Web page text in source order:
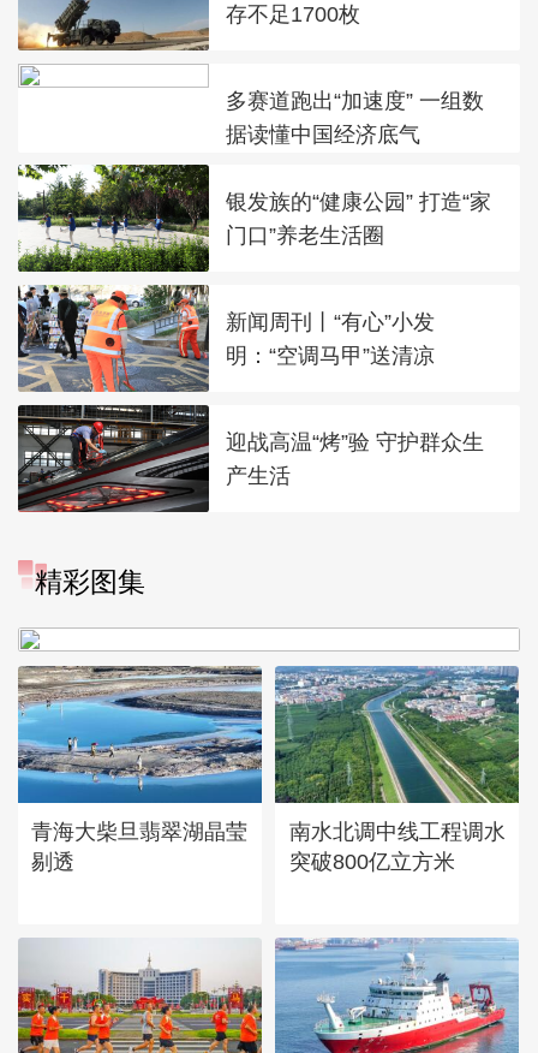
存不足1700枚
多赛道跑出“加速度” 一组数
据读懂中国经济底气
银发族的“健康公园” 打造“家
门口”养老生活圈
新闻周刊丨“有心”小发
明：“空调马甲”送清凉
迎战高温“烤”验 守护群众生
产生活
精彩图集
“大地指纹”奏响夏夜文旅乐
青海大柴旦翡翠湖晶莹
剔透
南水北调中线工程调水
突破800亿立方米